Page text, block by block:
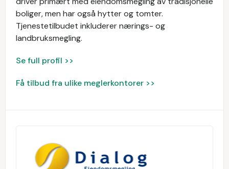
boliger, men har også hytter og tomter.
Tjenestetilbudet inkluderer nærings- og
landbruksmegling.
Se full profil >>
Få tilbud fra ulike meglerkontorer >>